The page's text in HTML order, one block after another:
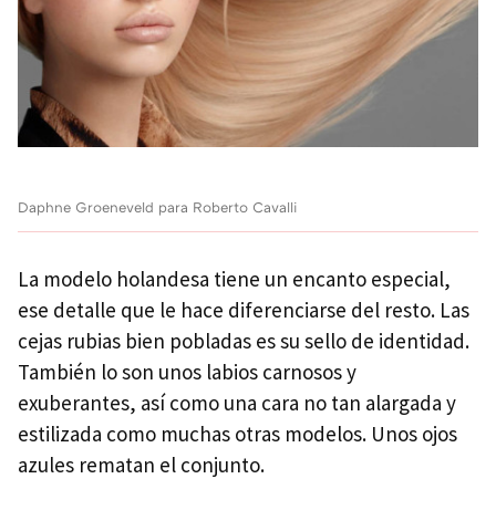
Daphne Groeneveld para Roberto Cavalli
La modelo holandesa tiene un encanto especial,
ese detalle que le hace diferenciarse del resto. Las
cejas rubias bien pobladas es su sello de identidad.
También lo son unos labios carnosos y
exuberantes, así como una cara no tan alargada y
estilizada como muchas otras modelos. Unos ojos
azules rematan el conjunto.